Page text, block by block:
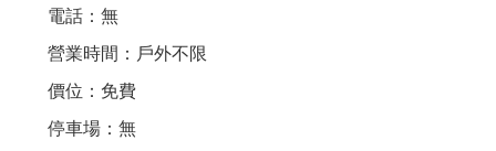
電話：無
營業時間：戶外不限
價位：免費
停車場：無